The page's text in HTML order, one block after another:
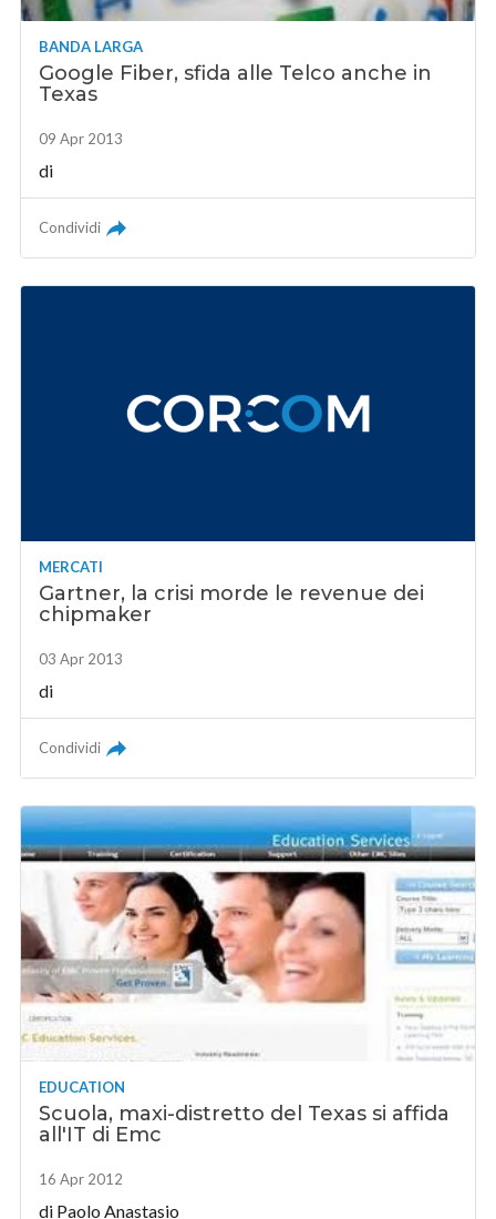
BANDA LARGA
Google Fiber, sfida alle Telco anche in
Texas
09 Apr 2013
di
Condividi
MERCATI
Gartner, la crisi morde le revenue dei
chipmaker
03 Apr 2013
di
Condividi
EDUCATION
Scuola, maxi-distretto del Texas si affida
all'IT di Emc
16 Apr 2012
di Paolo Anastasio